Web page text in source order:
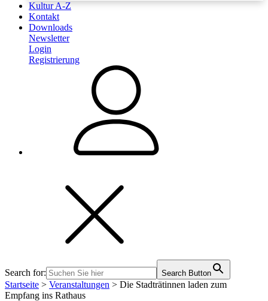
Kultur A-Z
Kontakt
Downloads
Newsletter
Login
Registrierung
Search for: Search Button
Startseite > Veranstaltungen > Die Stadträtinnen laden zum
Empfang ins Rathaus